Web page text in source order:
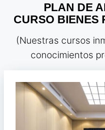
PLAN DE
CURSO BIENES
(Nuestras cursos
conocimientos